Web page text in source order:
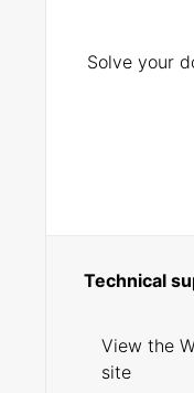
Solve your
Technical
View the
site